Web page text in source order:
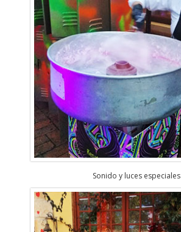
Sonido y luces especiales